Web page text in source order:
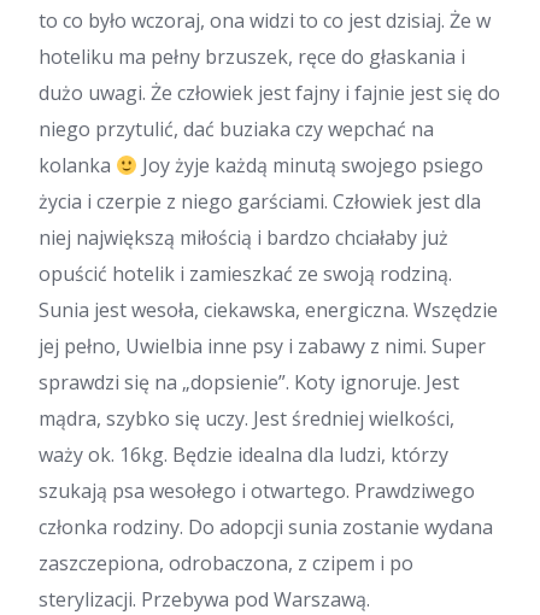
to co było wczoraj, ona widzi to co jest dzisiaj. Że w
hoteliku ma pełny brzuszek, ręce do głaskania i
dużo uwagi. Że człowiek jest fajny i fajnie jest się do
niego przytulić, dać buziaka czy wepchać na
kolanka
Joy żyje każdą minutą swojego psiego
życia i czerpie z niego garściami. Człowiek jest dla
niej największą miłością i bardzo chciałaby już
opuścić hotelik i zamieszkać ze swoją rodziną.
Sunia jest wesoła, ciekawska, energiczna. Wszędzie
jej pełno, Uwielbia inne psy i zabawy z nimi. Super
sprawdzi się na „dopsienie”. Koty ignoruje. Jest
mądra, szybko się uczy. Jest średniej wielkości,
waży ok. 16kg. Będzie idealna dla ludzi, którzy
szukają psa wesołego i otwartego. Prawdziwego
członka rodziny. Do adopcji sunia zostanie wydana
zaszczepiona, odrobaczona, z czipem i po
sterylizacji. Przebywa pod Warszawą.